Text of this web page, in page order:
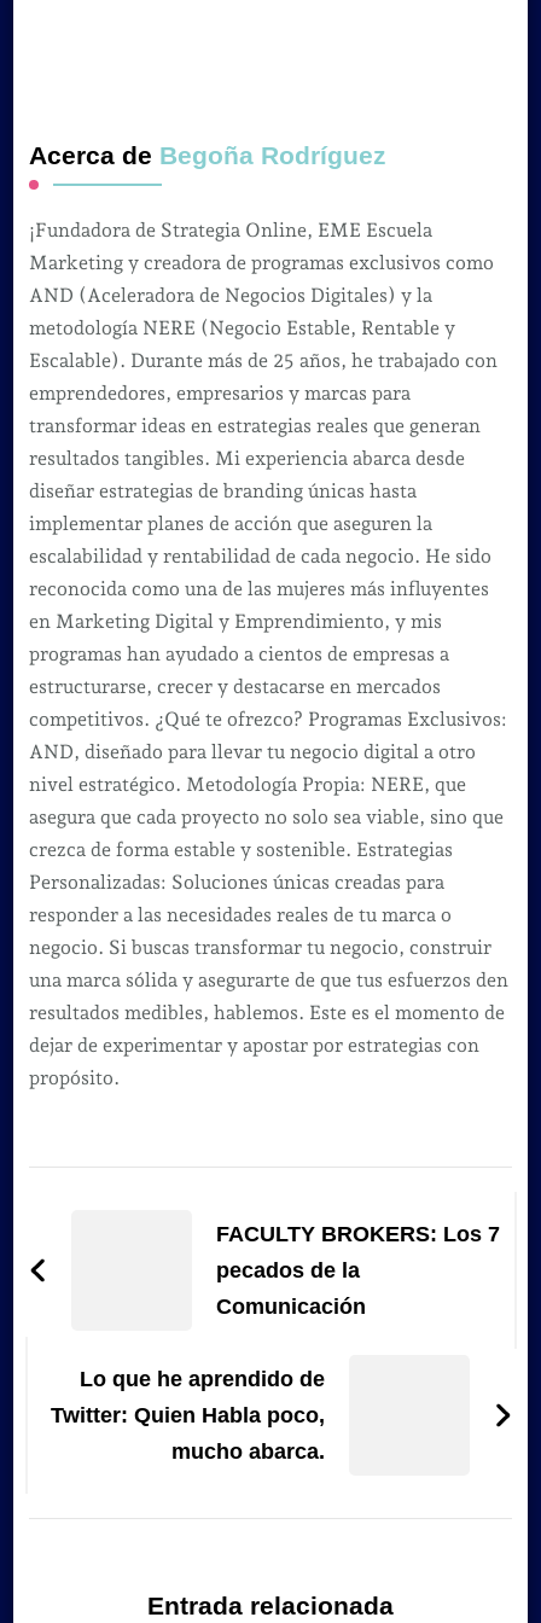
Acerca de Begoña Rodríguez
¡Fundadora de Strategia Online, EME Escuela
Marketing y creadora de programas exclusivos como
AND (Aceleradora de Negocios Digitales) y la
metodología NERE (Negocio Estable, Rentable y
Escalable). Durante más de 25 años, he trabajado con
emprendedores, empresarios y marcas para
transformar ideas en estrategias reales que generan
resultados tangibles. Mi experiencia abarca desde
diseñar estrategias de branding únicas hasta
implementar planes de acción que aseguren la
escalabilidad y rentabilidad de cada negocio. He sido
reconocida como una de las mujeres más influyentes
en Marketing Digital y Emprendimiento, y mis
programas han ayudado a cientos de empresas a
estructurarse, crecer y destacarse en mercados
competitivos. ¿Qué te ofrezco? Programas Exclusivos:
AND, diseñado para llevar tu negocio digital a otro
nivel estratégico. Metodología Propia: NERE, que
asegura que cada proyecto no solo sea viable, sino que
crezca de forma estable y sostenible. Estrategias
Personalizadas: Soluciones únicas creadas para
responder a las necesidades reales de tu marca o
negocio. Si buscas transformar tu negocio, construir
una marca sólida y asegurarte de que tus esfuerzos den
resultados medibles, hablemos. Este es el momento de
dejar de experimentar y apostar por estrategias con
propósito.
entradas
FACULTY BROKERS: Los 7
pecados de la
Comunicación
Lo que he aprendido de
Twitter: Quien Habla poco,
mucho abarca.
Entrada relacionada